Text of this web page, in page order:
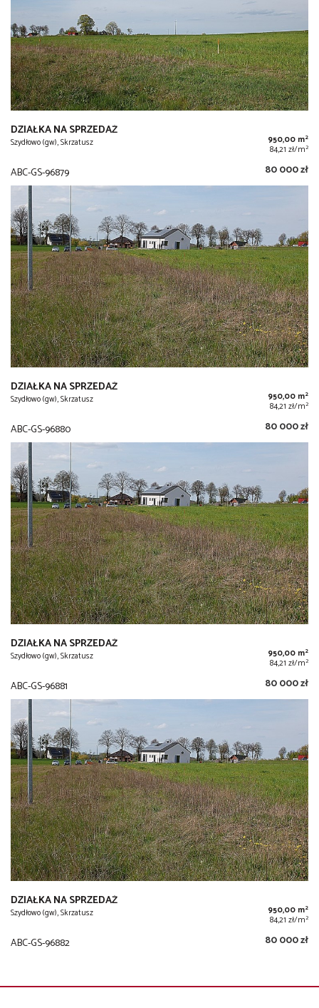
DZIAŁKA NA SPRZEDAŻ
Szydłowo (gw), Skrzatusz 950,00 m2
84,21 zł/m2
ABC-GS-96879 80 000 zł
DZIAŁKA NA SPRZEDAŻ
Szydłowo (gw), Skrzatusz 950,00 m2
84,21 zł/m2
ABC-GS-96880 80 000 zł
DZIAŁKA NA SPRZEDAŻ
Szydłowo (gw), Skrzatusz 950,00 m2
84,21 zł/m2
ABC-GS-96881 80 000 zł
DZIAŁKA NA SPRZEDAŻ
Szydłowo (gw), Skrzatusz 950,00 m2
84,21 zł/m2
ABC-GS-96882 80 000 zł